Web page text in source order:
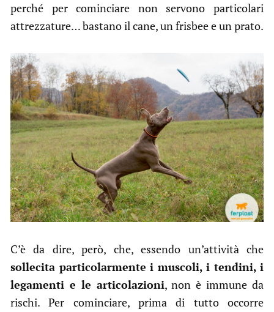
perché per cominciare non servono particolari
attrezzature… bastano il cane, un frisbee e un prato.
C’è da dire, però, che, essendo un’attività che
sollecita particolarmente i muscoli, i tendini, i
legamenti e le articolazioni, non è immune da
rischi. Per cominciare, prima di tutto occorre